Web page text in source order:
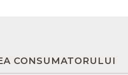
CONSUMATORULUI